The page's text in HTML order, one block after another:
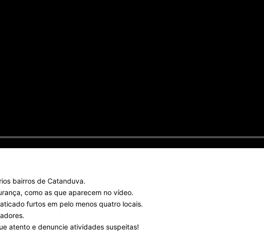
bairros de Catanduva.
como as que aparecem no vídeo.
furtos em pelo menos quatro locais.
atento e denuncie atividades suspeitas!